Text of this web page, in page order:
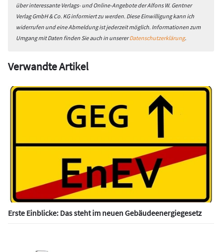
über interessante Verlags- und Online-Angebote der Alfons W. Gentner
Verlag GmbH & Co. KG informiert zu werden. Diese Einwilligung kann ich
widerrufen und eine Abmeldung ist jederzeit möglich. Informationen zum
Umgang mit Daten finden Sie auch in unsererDatenschutzerklärung.
Verwandte Artikel
Erste Einblicke: Das steht im neuen Gebäudeenergiegesetz